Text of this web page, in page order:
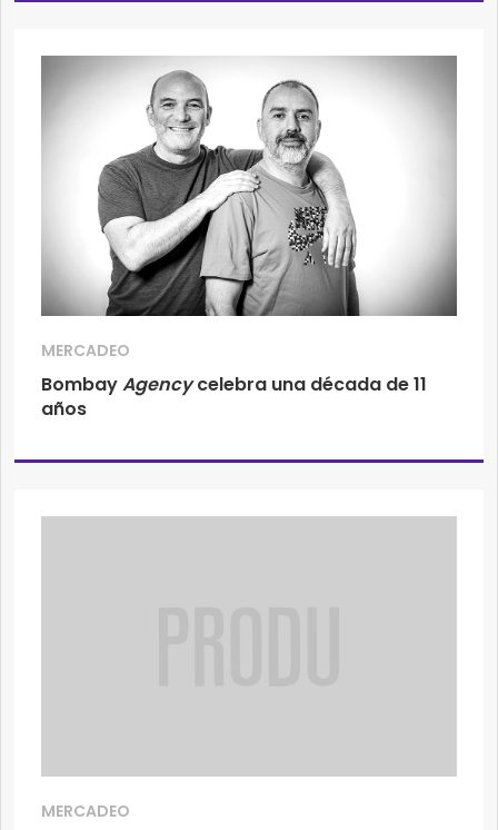
MERCADEO
BombayAgencycelebra una década de 11
años
MERCADEO